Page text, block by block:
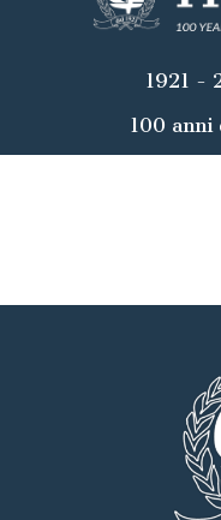
1921 -
100